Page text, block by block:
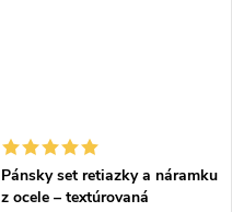
Pánsky set retiazky a náramku
z ocele – textúrovaná